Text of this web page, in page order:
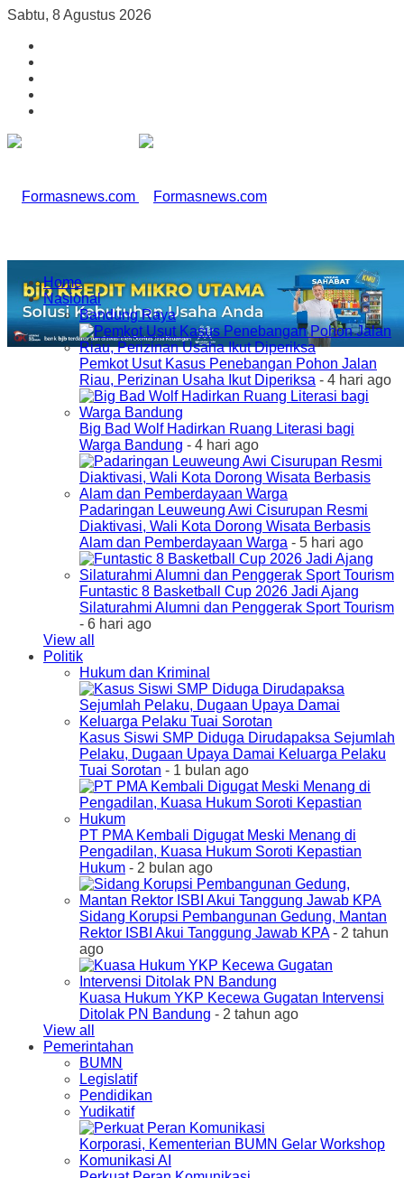
Sabtu, 8 Agustus 2026
Home
Nasional
Bandung Raya
Pemkot Usut Kasus Penebangan Pohon Jalan
Riau, Perizinan Usaha Ikut Diperiksa - 4 hari ago
Big Bad Wolf Hadirkan Ruang Literasi bagi
Warga Bandung - 4 hari ago
Padaringan Leuweung Awi Cisurupan Resmi
Diaktivasi, Wali Kota Dorong Wisata Berbasis
Alam dan Pemberdayaan Warga - 5 hari ago
Funtastic 8 Basketball Cup 2026 Jadi Ajang
Silaturahmi Alumni dan Penggerak Sport Tourism
- 6 hari ago
View all
Politik
Hukum dan Kriminal
Kasus Siswi SMP Diduga Dirudapaksa Sejumlah
Pelaku, Dugaan Upaya Damai Keluarga Pelaku
Tuai Sorotan - 1 bulan ago
PT PMA Kembali Digugat Meski Menang di
Pengadilan, Kuasa Hukum Soroti Kepastian
Hukum - 2 bulan ago
Sidang Korupsi Pembangunan Gedung, Mantan
Rektor ISBI Akui Tanggung Jawab KPA- 2 tahun
ago
Kuasa Hukum YKP Kecewa Gugatan Intervensi
Ditolak PN Bandung - 2 tahun ago
View all
Pemerintahan
BUMN
Legislatif
Pendidikan
Yudikatif